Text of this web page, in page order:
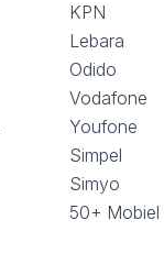
KPN
Lebara
Odido
Vodafone
Youfone
Simpel
Simyo
50+ Mobiel